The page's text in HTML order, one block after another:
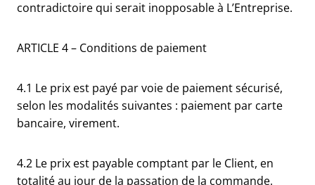
contradictoire qui serait inopposable à L’Entreprise.
ARTICLE 4 – Conditions de paiement
4.1 Le prix est payé par voie de paiement sécurisé,
selon les modalités suivantes : paiement par carte
bancaire, virement.
4.2 Le prix est payable comptant par le Client, en
totalité au jour de la passation de la commande.